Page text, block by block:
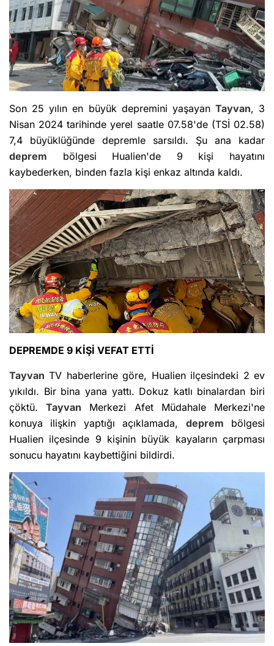
Son 25 yılın en büyük depremini yaşayan Tayvan, 3
Nisan 2024 tarihinde yerel saatle 07.58'de (TSİ 02.58)
7,4 büyüklüğünde depremle sarsıldı. Şu ana kadar
deprem bölgesi Hualien'de 9 kişi hayatını
kaybederken, binden fazla kişi enkaz altında kaldı.
DEPREMDE 9 KİŞİ VEFAT ETTİ
Tayvan TV haberlerine göre, Hualien ilçesindeki 2 ev
yıkıldı. Bir bina yana yattı. Dokuz katlı binalardan biri
çöktü.Tayvan Merkezi Afet Müdahale Merkezi'ne
konuya ilişkin yaptığı açıklamada, deprem bölgesi
Hualien ilçesinde 9 kişinin büyük kayaların çarpması
sonucu hayatını kaybettiğini bildirdi.